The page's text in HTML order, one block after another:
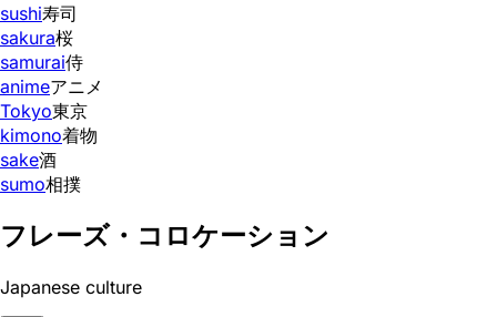
sushi寿司
sakura桜
samurai侍
animeアニメ
Tokyo東京
kimono着物
sake酒
sumo相撲
フレーズ・コロケーション
Japanese culture